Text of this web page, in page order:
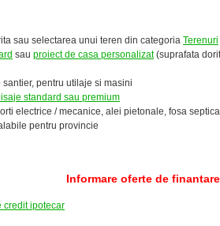
sau selectarea unui teren din categoria Terenuri
sau proiect de casa personalizat(suprafata
pentru utilaje si masini
standard sau premium
electrice / mecanice, alei pietonale, fosa
pentru provincie
Informare oferte de
credit ipotecar